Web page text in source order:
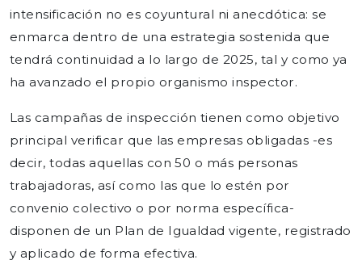
intensificación no es coyuntural ni anecdótica: se
enmarca dentro de una estrategia sostenida que
tendrá continuidad a lo largo de 2025, tal y como ya
ha avanzado el propio organismo inspector.
Las campañas de inspección tienen como objetivo
principal verificar que las empresas obligadas -es
decir, todas aquellas con 50 o más personas
trabajadoras, así como las que lo estén por
convenio colectivo o por norma específica-
disponen de un Plan de Igualdad vigente, registrado
y aplicado de forma efectiva.